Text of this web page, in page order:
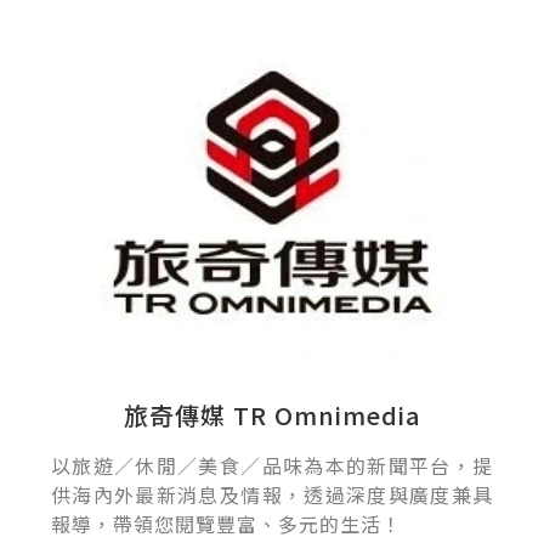
旅奇傳媒 TR Omnimedia
以旅遊／休閒／美食／品味為本的新聞平台，提
供海內外最新消息及情報，透過深度與廣度兼具
報導，帶領您閱覽豐富、多元的生活！